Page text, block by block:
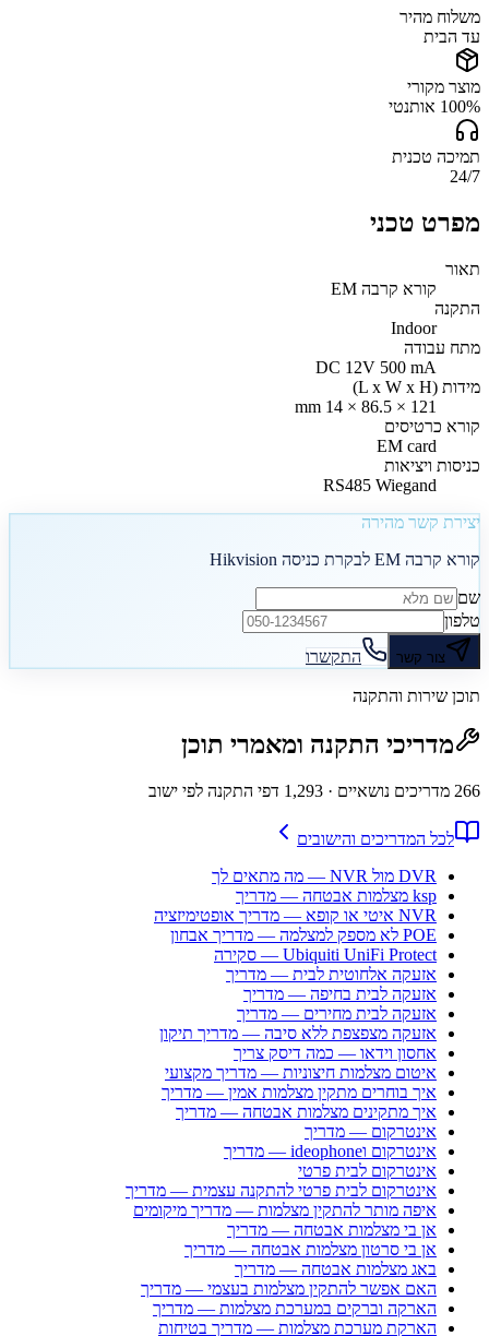
משלוח מהיר
עד הבית
מוצר מקורי
100% אותנטי
תמיכה טכנית
24/7
מפרט טכני
תאור
קורא קרבה EM
התקנה
Indoor
מתח עבודה
DC 12V 500 mA
מידות (L x W x H)
121 × 86.5 × 14 mm
קורא כרטיסים
EM card
כניסות ויציאות
RS485 Wiegand
יצירת קשר מהירה
קורא קרבה EM לבקרת כניסה Hikvision
שם
טלפון
צור קשר התקשרו
תוכן שירות והתקנה
מדריכי התקנה ומאמרי תוכן
266 מדריכים נושאיים · 1,293 דפי התקנה לפי ישוב
לכל המדריכים והישובים
DVR מול NVR — מה מתאים לך
ksp מצלמות אבטחה — מדריך
NVR איטי או קופא — מדריך אופטימיזציה
POE לא מספק למצלמה — מדריך אבחון
Ubiquiti UniFi Protect — סקירה
אזעקה אלחוטית לבית — מדריך
אזעקה לבית בחיפה — מדריך
אזעקה לבית מחירים — מדריך
אזעקה מצפצפת ללא סיבה — מדריך תיקון
אחסון וידאו — כמה דיסק צריך
איטום מצלמות חיצוניות — מדריך מקצועי
איך בוחרים מתקין מצלמות אמין — מדריך
איך מתקינים מצלמות אבטחה — מדריך
אינטרקום — מדריך
אינטרקום וideophone — מדריך
אינטרקום לבית פרטי
אינטרקום לבית פרטי להתקנה עצמית — מדריך
איפה מותר להתקין מצלמות — מדריך מיקומים
אן בי מצלמות אבטחה — מדריך
אן בי סרטון מצלמות אבטחה — מדריך
באג מצלמות אבטחה — מדריך
האם אפשר להתקין מצלמות בעצמי — מדריך
הארקה וברקים במערכת מצלמות — מדריך
הארקת מערכת מצלמות — מדריך בטיחות